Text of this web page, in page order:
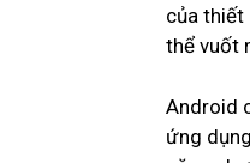
của thiết
thể vuốt
Android
ứng